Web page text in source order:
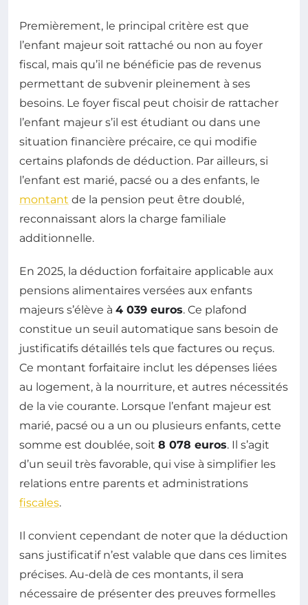
Premièrement, le principal critère est que
l’enfant majeur soit rattaché ou non au foyer
fiscal, mais qu’il ne bénéficie pas de revenus
permettant de subvenir pleinement à ses
besoins. Le foyer fiscal peut choisir de rattacher
l’enfant majeur s’il est étudiant ou dans une
situation financière précaire, ce qui modifie
certains plafonds de déduction. Par ailleurs, si
l’enfant est marié, pacsé ou a des enfants, le
montant de la pension peut être doublé,
reconnaissant alors la charge familiale
additionnelle.
En 2025, la déduction forfaitaire applicable aux
pensions alimentaires versées aux enfants
majeurs s’élève à 4 039 euros. Ce plafond
constitue un seuil automatique sans besoin de
justificatifs détaillés tels que factures ou reçus.
Ce montant forfaitaire inclut les dépenses liées
au logement, à la nourriture, et autres nécessités
de la vie courante. Lorsque l’enfant majeur est
marié, pacsé ou a un ou plusieurs enfants, cette
somme est doublée, soit 8 078 euros. Il s’agit
d’un seuil très favorable, qui vise à simplifier les
relations entre parents et administrations
fiscales.
Il convient cependant de noter que la déduction
sans justificatif n’est valable que dans ces limites
précises. Au-delà de ces montants, il sera
nécessaire de présenter des preuves formelles